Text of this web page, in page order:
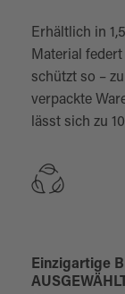
Erhältlich in
Material
schützt so –
verpackte
lässt sich zu
Einzigartige
AUSGEWÄHLT